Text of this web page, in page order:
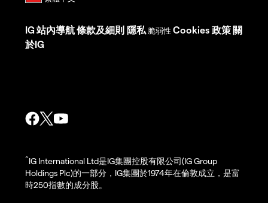
IG 站內導航條款及細則 隱私 脆弱性 Cookies 政策 關
於IG
^IG International Ltd是IG集團控股有限公司(IG Group
Holdings Plc)的一部分，IG集團於1974年在倫敦成立，是富
時250指數的成分股。